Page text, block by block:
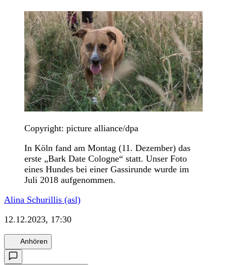
Copyright: picture alliance/dpa
In Köln fand am Montag (11. Dezember) das
erste „Bark Date Cologne“ statt. Unser Foto
eines Hundes bei einer Gassirunde wurde im
Juli 2018 aufgenommen.
Alina Schurillis (asl)
12.12.2023, 17:30
Anhören